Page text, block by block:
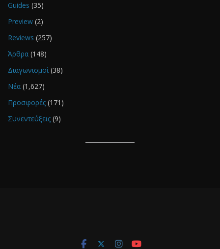
Guides (35)
Preview (2)
Reviews (257)
Άρθρα (148)
Διαγωνισμοί(38)
Νέα (1,627)
Προσφορές (171)
Συνεντεύξεις (9)